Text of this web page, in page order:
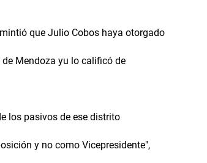
que Julio Cobos haya otorgado
Mendoza yu lo calificó de
los pasivos de ese distrito
y no como Vicepresidente",